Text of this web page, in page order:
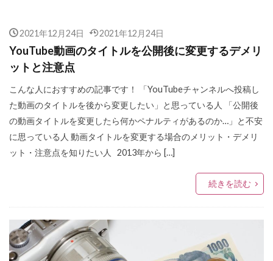
2021年12月24日 2021年12月24日
YouTube動画のタイトルを公開後に変更するデメリ
ットと注意点
こんな人におすすめの記事です！ 「YouTubeチャンネルへ投稿し
た動画のタイトルを後から変更したい」と思っている人 「公開後
の動画タイトルを変更したら何かペナルティがあるのか…」と不安
に思っている人 動画タイトルを変更する場合のメリット・デメリ
ット・注意点を知りたい人 2013年から […]
続きを読む